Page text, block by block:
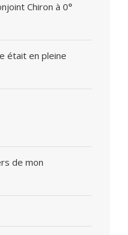
Chiron à 0°
était en pleine
de mon